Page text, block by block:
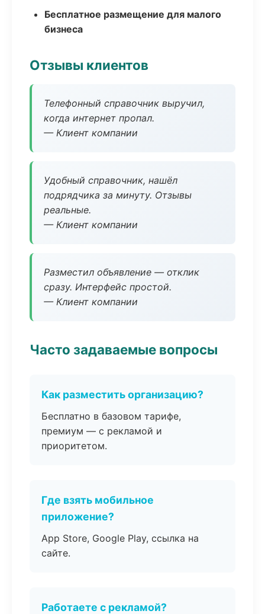
Бесплатное размещение для малого
бизнеса
Отзывы клиентов
Телефонный справочник выручил,
когда интернет пропал.
— Клиент компании
Удобный справочник, нашёл
подрядчика за минуту. Отзывы
реальные.
— Клиент компании
Разместил объявление — отклик
сразу. Интерфейс простой.
— Клиент компании
Часто задаваемые вопросы
Как разместить организацию?
Бесплатно в базовом тарифе,
премиум — с рекламой и
приоритетом.
Где взять мобильное
приложение?
App Store, Google Play, ссылка на
сайте.
Работаете с рекламой?